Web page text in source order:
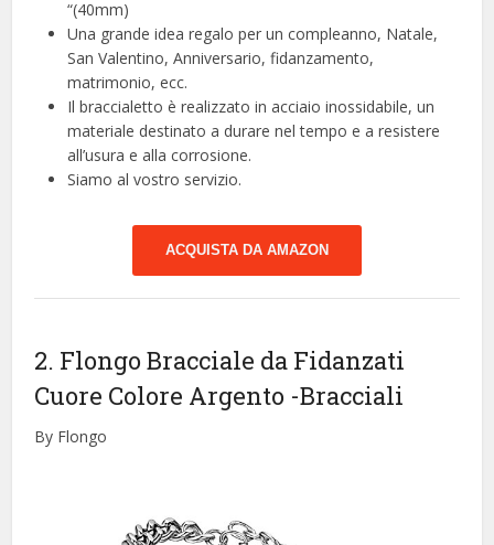
“(40mm)
Una grande idea regalo per un compleanno, Natale,
San Valentino, Anniversario, fidanzamento,
matrimonio, ecc.
Il braccialetto è realizzato in acciaio inossidabile, un
materiale destinato a durare nel tempo e a resistere
all’usura e alla corrosione.
Siamo al vostro servizio.
ACQUISTA DA AMAZON
2. Flongo Bracciale da Fidanzati
Cuore Colore Argento -Bracciali
By Flongo